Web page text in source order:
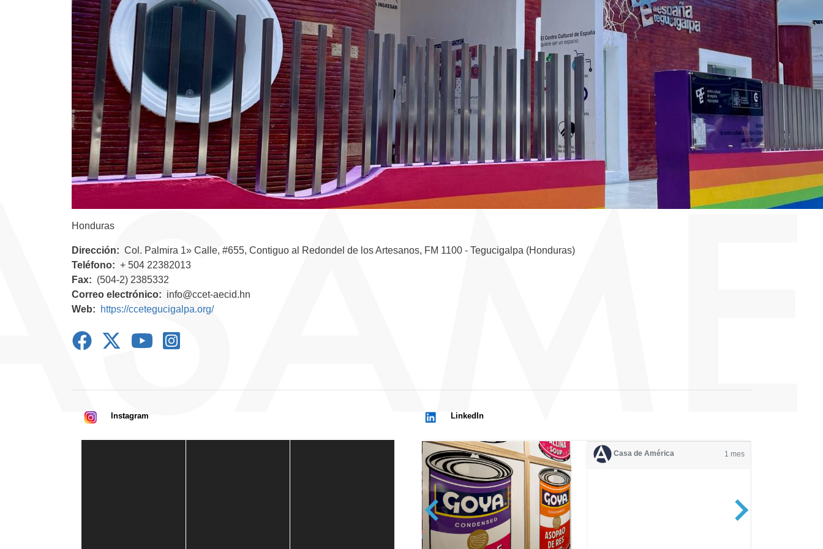
Honduras
Dirección
Col. Palmira 1» Calle, #655, Contiguo al Redondel de los Artesanos, FM 1100 - Tegucigalpa (Honduras)
Teléfono
+ 504 22382013
Fax
(504-2) 2385332
Correo electrónico
info@ccet-aecid.hn
Web
https://ccetegucigalpa.org/
Instagram LinkedIn
Casa de América 1 mes